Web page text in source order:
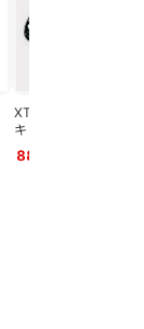
XTS Cat Planchette
キャット GOLD
880円（税込）